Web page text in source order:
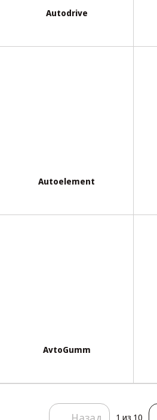
Autodrive
Autoelement
AvtoGumm
1 из 10